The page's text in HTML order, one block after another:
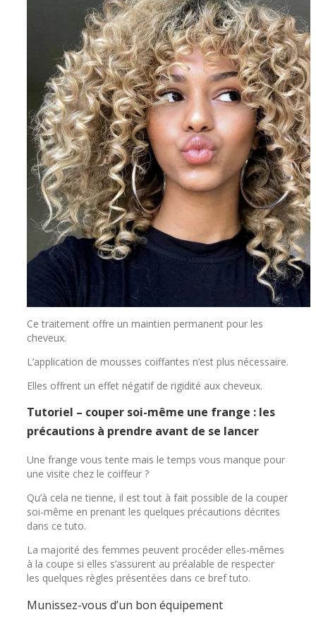
Ce traitement offre un maintien permanent pour les
cheveux.
L’application de mousses coiffantes n’est plus nécessaire.
Elles offrent un effet négatif de rigidité aux cheveux.
Tutoriel – couper soi-même une frange : les
précautions à prendre avant de se lancer
Une frange vous tente mais le temps vous manque pour
une visite chez le coiffeur ?
Qu’à cela ne tienne, il est tout à fait possible de la couper
soi-même en prenant les quelques précautions décrites
dans ce tuto.
La majorité des femmes peuvent procéder elles-mêmes
à la coupe si elles s’assurent au préalable de respecter
les quelques règles présentées dans ce bref tuto.
Munissez-vous d’un bon équipement